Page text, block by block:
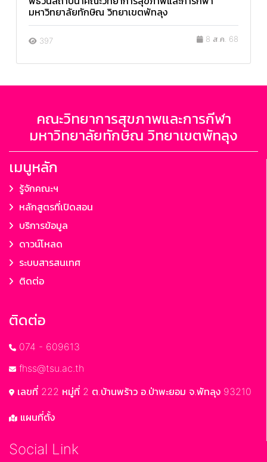
มหาวิทยาลัยทักษิณ วิทยาเขตพัทลุง
397 8 ส.ค. 68
คณะวิทยาการสุขภาพและการกีฬา
มหาวิทยาลัยทักษิณ วิทยาเขตพัทลุง
เมนูหลัก
รู้จักคณะฯ
หลักสูตรที่เปิดสอน
บริการข้อมูล
ดาวน์โหลด
ระบบสารสนเทศ
ติดต่อ
ติดต่อ
074 - 609613
fhss@tsu.ac.th
เลขที่ 222 หมู่ที่ 2 ต.บ้านพร้าว อ.ป่าพะยอม จ.พัทลุง 93210
แผนที่ตั้ง
Social Link